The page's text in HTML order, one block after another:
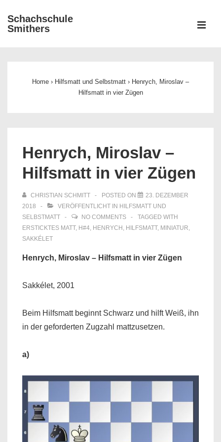
Zum
Inhalt
Schachschule
Smithers
Home › Hilfsmatt und Selbstmatt › Henrych, Miroslav –
Hilfsmatt in vier Zügen
Henrych, Miroslav –
Hilfsmatt in vier Zügen
CHRISTIAN SCHMITT POSTED ON
23. DEZEMBER
2018
VERÖFFENTLICHT IN HILFSMATT UND
SELBSTMATT
NO COMMENTS
TAGGED WITH
ERSTICKTES MATT, H#4, HENRYCH , HILFSMATT, MINIATUR,
SAKKÉLET
Henrych, Miroslav – Hilfsmatt in vier Zügen
Sakkélet, 2001
Beim Hilfsmatt beginnt Schwarz und hilft Weiß, ihn
in der geforderten Zugzahl mattzusetzen.
a)